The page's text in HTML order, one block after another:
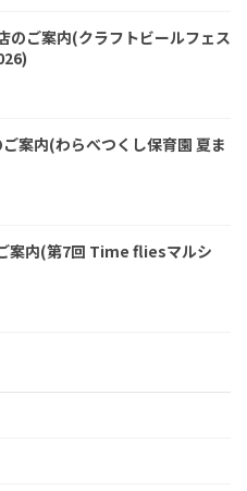
のご案内(クラフトビールフェス
案内(わらべつくし保育園 夏ま
案内(第7回 Time fliesマルシ